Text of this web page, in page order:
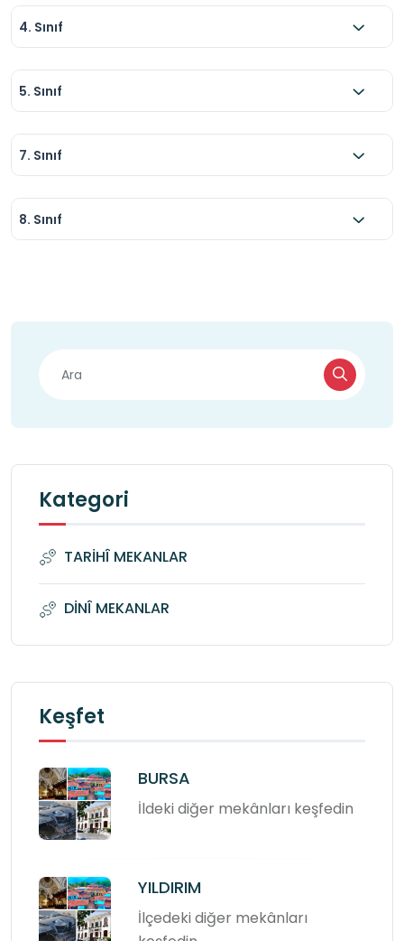
4. Sınıf
5. Sınıf
7. Sınıf
8. Sınıf
Kategori
TARİHÎ MEKANLAR
DİNÎ MEKANLAR
Keşfet
BURSA
İldeki diğer mekânları keşfedin
YILDIRIM
İlçedeki diğer mekânları